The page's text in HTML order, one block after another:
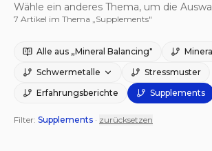
Wähle ein anderes Thema, um die
7 Artikel im Thema „Supplements"
Alle aus „Mineral Balancing"
Schwermetalle
Stressmuster
Erfahrungsberichte
Supplements
Filter: Supplements · zurücksetzen